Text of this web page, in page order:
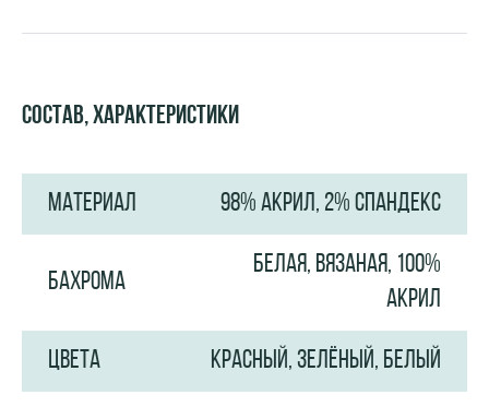
Состав, характеристики
МАТЕРИАЛ 98% АКРИЛ, 2% СПАНДЕКС
БАХРОМА
БЕЛАЯ, ВЯЗАНАЯ, 100%
АКРИЛ
ЦВЕТА КРАСНЫЙ, ЗЕЛЁНЫЙ, БЕЛЫЙ